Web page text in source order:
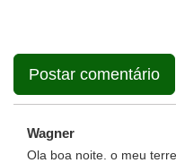
Wagner
Ola boa noite. o meu